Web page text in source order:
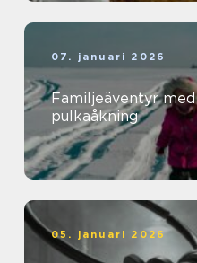
07. januari 2026
Familjeäventyr
pulkaåkning
05. januari 2026